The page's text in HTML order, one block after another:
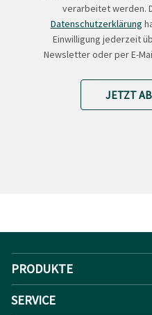
verarbeitet werden.
Datenschutzerklärung
Einwilligung jederzeit
Newsletter oder per E-
JETZT
PRODUKTE
SERVICE